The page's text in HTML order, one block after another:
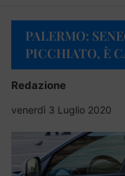
PALERMO:
PICCHIATO, È
Redazione
venerdì 3 Luglio 2020